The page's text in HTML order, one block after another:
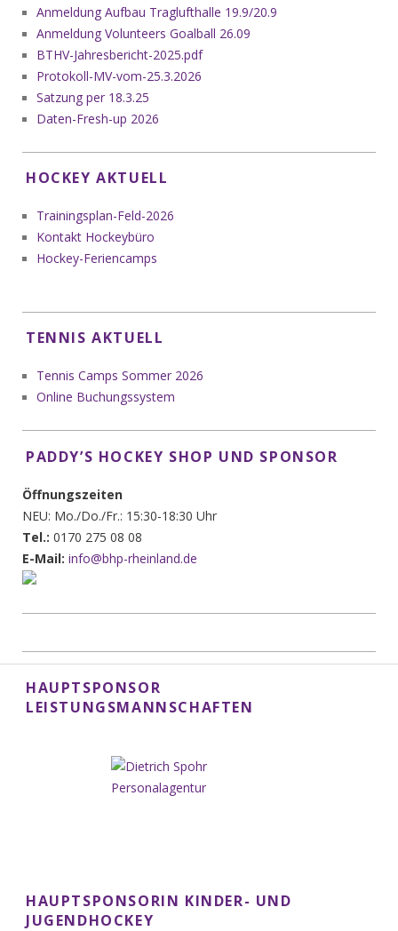
Anmeldung Aufbau Traglufthalle 19.9/20.9
Anmeldung Volunteers Goalball 26.09
BTHV-Jahresbericht-2025.pdf
Protokoll-MV-vom-25.3.2026
Satzung per 18.3.25
Daten-Fresh-up 2026
HOCKEY AKTUELL
Trainingsplan-Feld-2026
Kontakt Hockeybüro
Hockey-Feriencamps
TENNIS AKTUELL
Tennis Camps Sommer 2026
Online Buchungssystem
PADDY’S HOCKEY SHOP UND SPONSOR
Öffnungszeiten
NEU: Mo./Do./Fr.: 15:30-18:30 Uhr
Tel.: 0170 275 08 08
E-Mail: info@bhp-rheinland.de
HAUPTSPONSOR
LEISTUNGSMANNSCHAFTEN
HAUPTSPONSORIN KINDER- UND
JUGENDHOCKEY